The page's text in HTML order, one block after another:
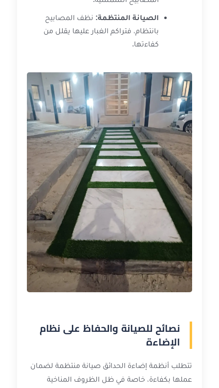
الصيانة المنتظمة: نظف المصابيح
بانتظام، فتراكم الغبار عليها يقلل من
كفاءتها.
نصائح للصيانة والحفاظ على نظام
الإضاءة
تتطلب أنظمة إضاءة الحدائق صيانة منتظمة لضمان
عملها بكفاءة، خاصة في ظل الظروف المناخية